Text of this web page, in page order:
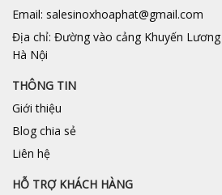
Email: salesinoxhoaphat@gmail.com
Địa chỉ: Đường vào cảng Khuyến
Hà Nội
THÔNG TIN
Giới thiệu
Blog chia sẻ
Liên hệ
HỖ TRỢ KHÁCH HÀNG